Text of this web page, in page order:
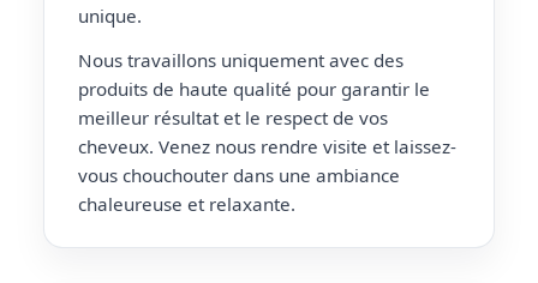
unique.
Nous travaillons uniquement avec des
produits de haute qualité pour garantir le
meilleur résultat et le respect de vos
cheveux. Venez nous rendre visite et laissez-
vous chouchouter dans une ambiance
chaleureuse et relaxante.